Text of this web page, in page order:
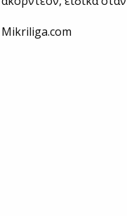
Mikriliga.com